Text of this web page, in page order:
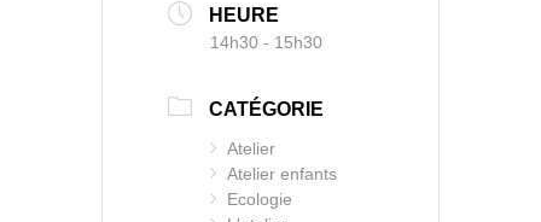
HEURE
14h30 - 15h30
CATÉGORIE
Atelier
Atelier enfants
Ecologie